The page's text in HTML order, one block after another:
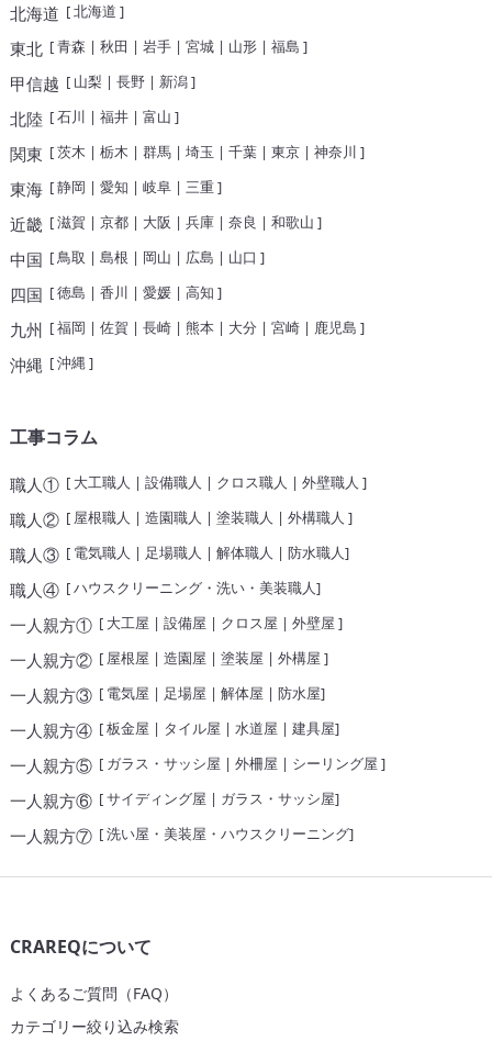
北海道 [北海道 ]
東北 [青森 | 秋田 | 岩手| 宮城| 山形| 福島 ]
甲信越 [ 山梨 | 長野| 新潟]
北陸 [石川 | 福井| 富山 ]
関東 [茨木 | 栃木 | 群馬| 埼玉 | 千葉| 東京| 神奈川 ]
東海[静岡 | 愛知 | 岐阜| 三重]
近畿[滋賀 | 京都| 大阪 | 兵庫| 奈良 | 和歌山 ]
中国 [鳥取 | 島根 | 岡山 | 広島 | 山口 ]
四国 [徳島 | 香川 | 愛媛| 高知 ]
九州 [福岡 | 佐賀 | 長崎| 熊本| 大分 | 宮崎| 鹿児島 ]
沖縄 [沖縄]
工事コラム
職人①[ 大工職人 | 設備職人 | クロス職人 | 外壁職人 ]
職人②[ 屋根職人 | 造園職人 | 塗装職人 | 外構職人 ]
職人③[ 電気職人 | 足場職人 | 解体職人 | 防水職人]
職人④[ハウスクリーニング・洗い・美装職人]
一人親方①[ 大工屋 | 設備屋 | クロス屋 | 外壁屋 ]
一人親方②[ 屋根屋 | 造園屋 | 塗装屋 | 外構屋 ]
一人親方③[ 電気屋 | 足場屋 | 解体屋 | 防水屋]
一人親方④[板金屋 | タイル屋 | 水道屋 | 建具屋]
一人親方⑤[ ガラス・サッシ屋 | 外柵屋 | シーリング屋 ]
一人親方⑥[サイディング屋 | ガラス・サッシ屋]
一人親方⑦[洗い屋・美装屋・ハウスクリーニング]
CRAREQについて
よくあるご質問（FAQ）
カテゴリー絞り込み検索